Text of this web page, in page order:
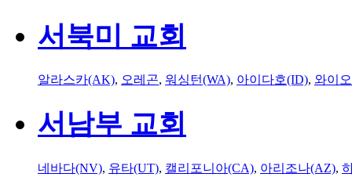
서북미 교회
알라스카(AK), 오레곤, 워싱턴(WA), 아이다호(ID), 와이
서남부 교회
네바다(NV), 유타(UT), 캘리포니아(CA), 아리조나(AZ),